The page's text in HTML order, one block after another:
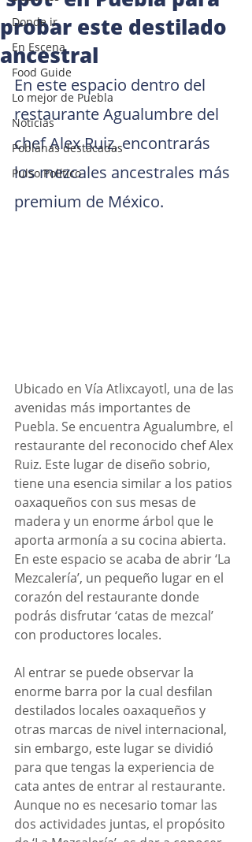
Donde ir
En Escena
Food Guide
Lo mejor de Puebla
Noticias
Poblanas destacadas
Pulso Político
probar este destilado
ancestral
En este espacio dentro del
restaurante Agualumbre del
chef Alex Ruiz, encontrarás
los mezcales ancestrales más
premium de México.
Ubicado en Vía Atlixcayotl, una de las
avenidas más importantes de
Puebla. Se encuentra Agualumbre, el
restaurante del reconocido chef Alex
Ruiz. Este lugar de diseño sobrio,
tiene una esencia similar a los patios
oaxaqueños con sus mesas de
madera y un enorme árbol que le
aporta armonía a su cocina abierta.
En este espacio se acaba de abrir ‘La
Mezcalería’, un pequeño lugar en el
corazón del restaurante donde
podrás disfrutar ‘catas de mezcal’
con productores locales.
Al entrar se puede observar la
enorme barra por la cual desfilan
destilados locales oaxaqueños y
otras marcas de nivel internacional,
sin embargo, este lugar se dividió
para que tengas la experiencia de
cata antes de entrar al restaurante.
Aunque no es necesario tomar las
dos actividades juntas, el propósito